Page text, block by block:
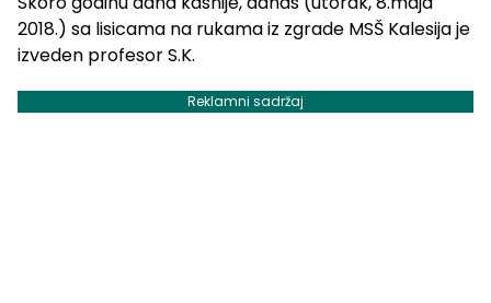
2018.) sa lisicama na rukama iz zgrade MSŠ Kalesija je
izveden profesor S.K.
Reklamni sadržaj